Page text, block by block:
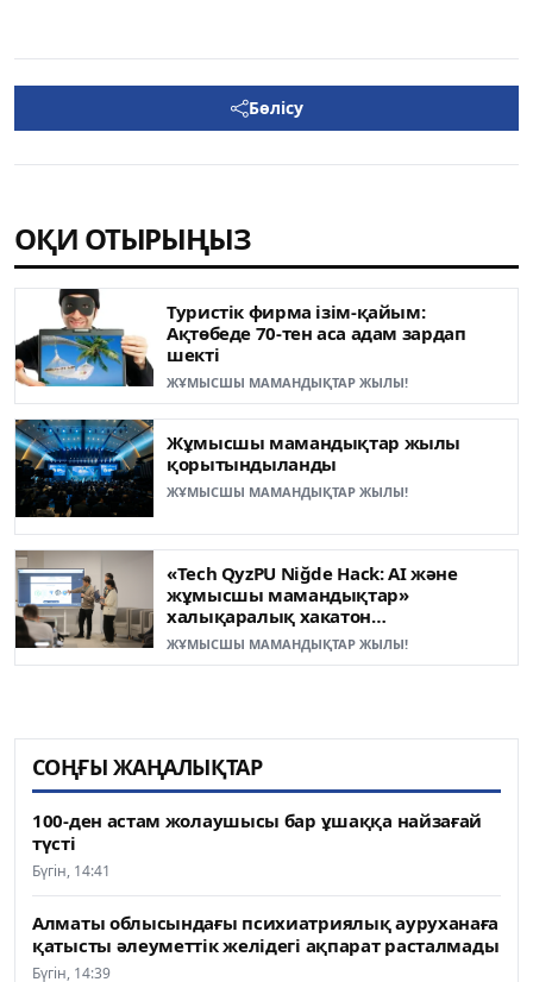
Бөлісу
ОҚИ ОТЫРЫҢЫЗ
Туристік фирма ізім-қайым:
Ақтөбеде 70-тен аса адам зардап
шекті
ЖҰМЫСШЫ МАМАНДЫҚТАР ЖЫЛЫ!
Жұмысшы мамандықтар жылы
қорытындыланды
ЖҰМЫСШЫ МАМАНДЫҚТАР ЖЫЛЫ!
«Tech QyzPU Niğde Hack: AI және
жұмысшы мамандықтар»
халықаралық хакатон
жеңімпаздары анықталды
ЖҰМЫСШЫ МАМАНДЫҚТАР ЖЫЛЫ!
СОҢҒЫ ЖАҢАЛЫҚТАР
100-ден астам жолаушысы бар ұшаққа найзағай
түсті
Бүгін, 14:41
Алматы облысындағы психиатриялық ауруханаға
қатысты әлеуметтік желідегі ақпарат расталмады
Бүгін, 14:39